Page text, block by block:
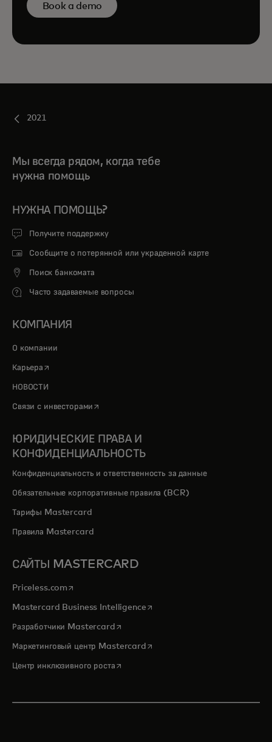
Book a demo
2021
Мы всегда рядом, когда тебе
нужна помощь
НУЖНА ПОМОЩЬ?
Получите поддержку
Сообщите о потерянной или украденной карте
Поиск банкомата
Часто задаваемые вопросы
КОМПАНИЯ
О компании
Карьера opens in a new tab
НОВОСТИ
Связи с инвесторами opens in a new tab
ЮРИДИЧЕСКИЕ ПРАВА И
КОНФИДЕНЦИАЛЬНОСТЬ
Конфиденциальность и ответственность за данные
Обязательные корпоративные правила (BCR)
Тарифы Mastercard
Правила Mastercard
САЙТЫ MASTERCARD
Priceless.com opens in a new tab
Mastercard Business Intelligenceopens in a new tab
Разработчики Mastercardopens in a new tab
Маркетинговый центр Mastercardopens in a new tab
Центр инклюзивного ростаopens in a new tab